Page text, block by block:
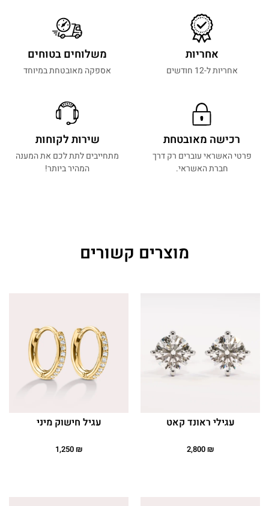
משלוחים בטוחים
אספקה מאובטחת במיוחד
אחריות
אחריות ל-12 חודשים
שירות לקוחות
מתחייבים לתת לכם את המענה
המהיר ביותר!
רכישה מאובטחת
פרטי האשראי עוברים רק דרך
חברת האשראי.
מוצרים קשורים
עגילי ראונד קאט
2,800₪
עגיל חישוק מיני
1,250₪